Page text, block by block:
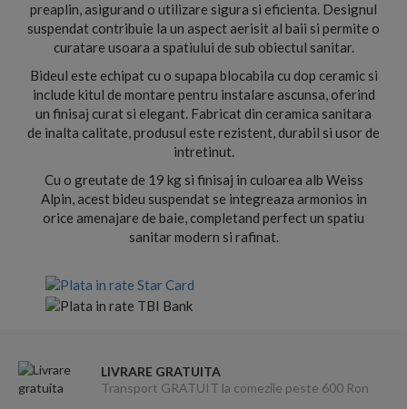
preaplin, asigurand o utilizare sigura si eficienta. Designul
suspendat contribuie la un aspect aerisit al baii si permite o
curatare usoara a spatiului de sub obiectul sanitar.
Bideul este echipat cu o supapa blocabila cu dop ceramic si
include kitul de montare pentru instalare ascunsa, oferind
un finisaj curat si elegant. Fabricat din ceramica sanitara
de inalta calitate, produsul este rezistent, durabil si usor de
intretinut.
Cu o greutate de 19 kg si finisaj in culoarea alb Weiss
Alpin, acest bideu suspendat se integreaza armonios in
orice amenajare de baie, completand perfect un spatiu
sanitar modern si rafinat.
LIVRARE GRATUITA
Transport GRATUIT la comezile peste 600 Ron